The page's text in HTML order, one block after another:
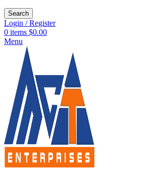
Search
Login / Register
0 items $0.00
Menu